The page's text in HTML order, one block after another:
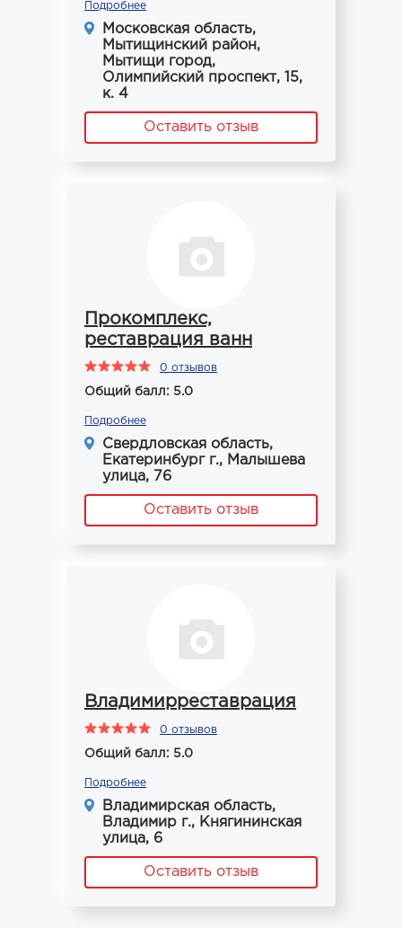
Подробнее
Московская область,
Мытищинский район,
Мытищи город,
Олимпийский проспект, 15,
к. 4
Оставить отзыв
Прокомплекс,
реставрация ванн
0 отзывов
Общий балл: 5.0
Подробнее
Свердловская область,
Екатеринбург г., Малышева
улица, 76
Оставить отзыв
Владимирреставрация
0 отзывов
Общий балл: 5.0
Подробнее
Владимирская область,
Владимир г., Княгининская
улица, 6
Оставить отзыв